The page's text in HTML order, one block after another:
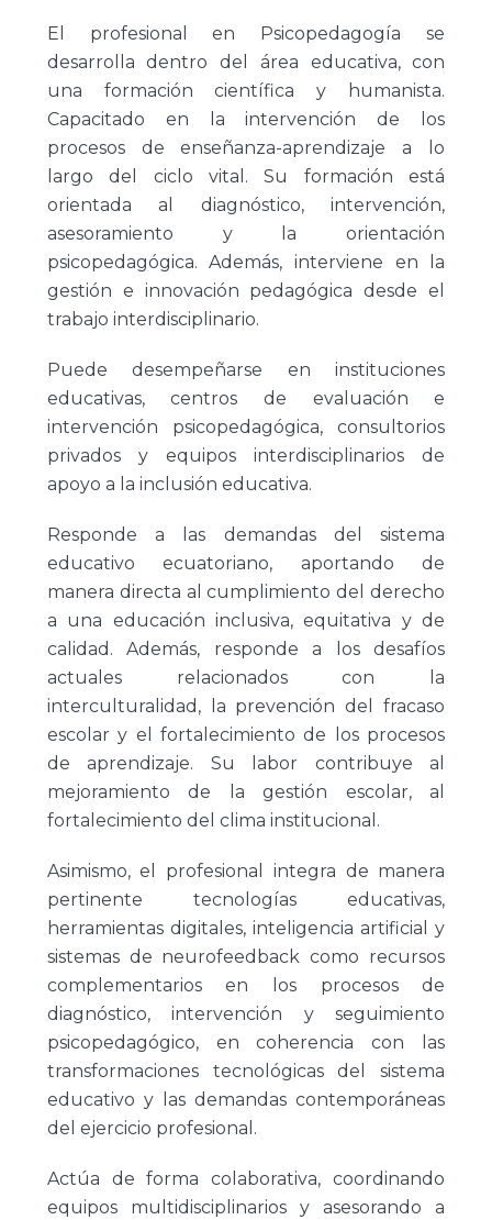
El profesional en Psicopedagogía se
desarrolla dentro del área educativa, con
una formación científica y humanista.
Capacitado en la intervención de los
procesos de enseñanza-aprendizaje a lo
largo del ciclo vital. Su formación está
orientada al diagnóstico, intervención,
asesoramiento y la orientación
psicopedagógica. Además, interviene en la
gestión e innovación pedagógica desde el
trabajo interdisciplinario.
Puede desempeñarse en instituciones
educativas, centros de evaluación e
intervención psicopedagógica, consultorios
privados y equipos interdisciplinarios de
apoyo a la inclusión educativa.
Responde a las demandas del sistema
educativo ecuatoriano, aportando de
manera directa al cumplimiento del derecho
a una educación inclusiva, equitativa y de
calidad. Además, responde a los desafíos
actuales relacionados con la
interculturalidad, la prevención del fracaso
escolar y el fortalecimiento de los procesos
de aprendizaje. Su labor contribuye al
mejoramiento de la gestión escolar, al
fortalecimiento del clima institucional.
Asimismo, el profesional integra de manera
pertinente tecnologías educativas,
herramientas digitales, inteligencia artificial y
sistemas de neurofeedback como recursos
complementarios en los procesos de
diagnóstico, intervención y seguimiento
psicopedagógico, en coherencia con las
transformaciones tecnológicas del sistema
educativo y las demandas contemporáneas
del ejercicio profesional.
Actúa de forma colaborativa, coordinando
equipos multidisciplinarios y asesorando a